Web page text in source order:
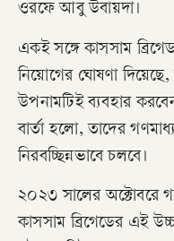
ওরফে আবু উবায়দা।
​একই সঙ্গে কাসসাম
নিয়োগের ঘোষণা দিয়েছে,
উপনামটিই ব্যবহার
বার্তা হলো, তাদের
নিরবচ্ছিন্নভাবে চলবে।
​২০২৩ সালের অক্টোবরে
কাসসাম ব্রিগেডের এই